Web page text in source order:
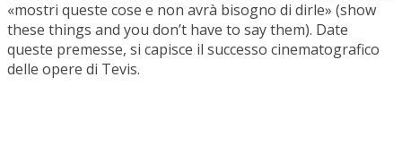
«mostri queste cose e non avrà bisogno di dirle» (show
these things and you don’t have to say them). Date
queste premesse, si capisce il successo cinematografico
delle opere di Tevis.